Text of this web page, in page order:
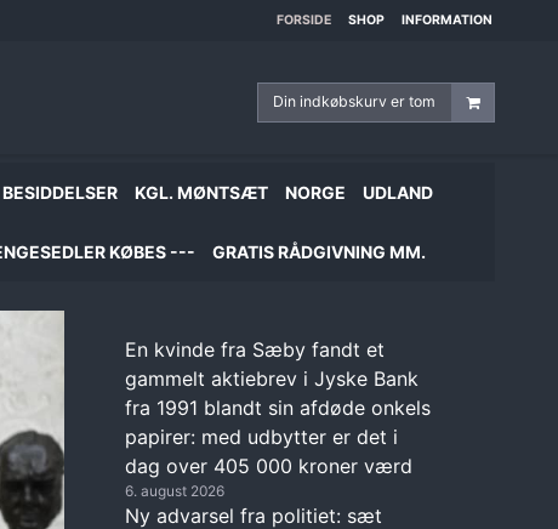
FORSIDE SHOP INFORMATION
Din indkøbskurv er tom
KGL. MØNTSÆT NORGE UDLAND
KØBES --- GRATIS RÅDGIVNING MM.
En kvinde fra Sæby fandt et
gammelt aktiebrev i Jyske Bank
fra 1991 blandt sin afdøde onkels
papirer: med udbytter er det i
dag over 405 000 kroner værd
6. august 2026
Ny advarsel fra politiet: sæt